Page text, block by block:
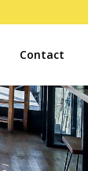
Contact